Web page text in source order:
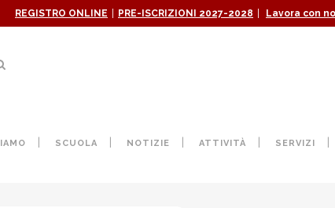
REGISTRO ONLINE PRE-ISCRIZIONI 2027-2028 Lavora con
SCUOLA NOTIZIE ATTIVITÀ SERVIZI
APPUNTAMENTO